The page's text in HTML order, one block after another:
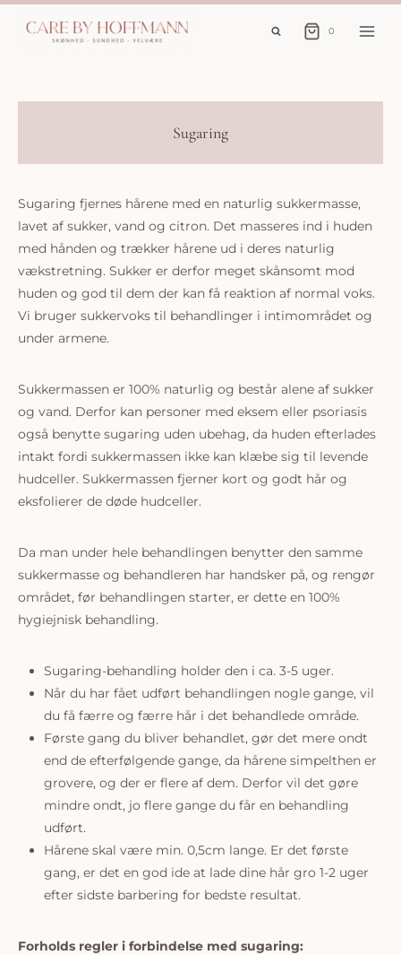
Fortsæt
0
Sugaring
Sugaring fjernes hårene med en naturlig sukkermasse,
lavet af sukker, vand og citron. Det masseres ind i huden
med hånden og trækker hårene ud i deres naturlig
vækstretning. Sukker er derfor meget skånsomt mod
huden og god til dem der kan få reaktion af normal voks.
Vi bruger sukkervoks til behandlinger i intimområdet og
under armene.
Sukkermassen er 100% naturlig og består alene af sukker
og vand. Derfor kan personer med eksem eller psoriasis
også benytte sugaring uden ubehag, da huden efterlades
intakt fordi sukkermassen ikke kan klæbe sig til levende
hudceller. Sukkermassen fjerner kort og godt hår og
eksfolierer de døde hudceller.
Da man under hele behandlingen benytter den samme
sukkermasse og behandleren har handsker på, og rengør
området, før behandlingen starter, er dette en 100%
hygiejnisk behandling.
Sugaring-behandling holder den i ca. 3-5 uger.
Når du har fået udført behandlingen nogle gange, vil
du få færre og færre hår i det behandlede område.
Første gang du bliver behandlet, gør det mere ondt
end de efterfølgende gange, da hårene simpelthen er
grovere, og der er flere af dem. Derfor vil det gøre
mindre ondt, jo flere gange du får en behandling
udført.
Hårene skal være min. 0,5cm lange. Er det første
gang, er det en god ide at lade dine hår gro 1-2 uger
efter sidste barbering for bedste resultat.
Forholds regler i forbindelse med sugaring: